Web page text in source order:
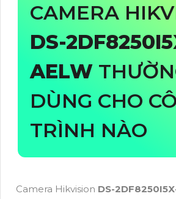
CAMERA
DS-
AELW
DÙNG CHO
TRÌNH NÀO
Camera Hikvision DS-